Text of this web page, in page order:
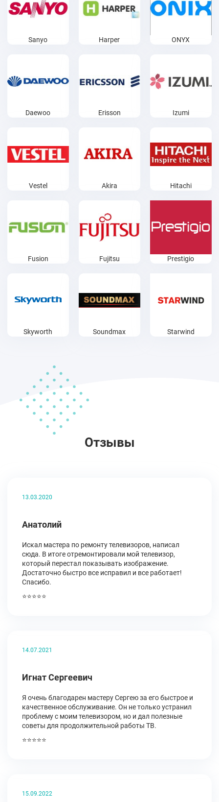
Sanyo Harper ONYX
Daewoo Erisson Izumi
Vestel Akira Hitachi
Fusion Fujitsu Prestigio
Skyworth Soundmax Starwind
Отзывы
13.03.2020
Анатолий
Искал мастера по ремонту телевизоров, написал
сюда. В итоге отремонтировали мой телевизор,
который перестал показывать изображение.
Достаточно быстро все исправил и все работает!
Спасибо.
⭐⭐⭐⭐⭐
14.07.2021
Игнат Сергеевич
Я очень благодарен мастеру Сергею за его быстрое и
качественное обслуживание. Он не только устранил
проблему с моим телевизором, но и дал полезные
советы для продолжительной работы ТВ.
⭐⭐⭐⭐⭐
15.09.2022